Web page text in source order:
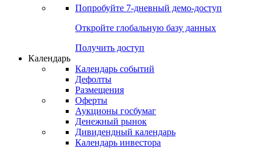
Попробуйте 7-дневный демо-доступ
Откройте глобальную базу данных
Получить доступ
Календарь
Календарь событий
Дефолты
Размещения
Оферты
Аукционы госбумаг
Денежный рынок
Дивидендный календарь
Календарь инвестора